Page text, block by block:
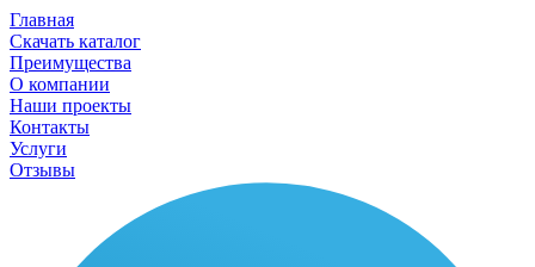
Главная
Скачать каталог
Преимущества
О компании
Наши проекты
Контакты
Услуги
Отзывы